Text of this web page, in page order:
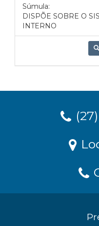
Súmula:
DISPÕE SOBRE O
INTERNO